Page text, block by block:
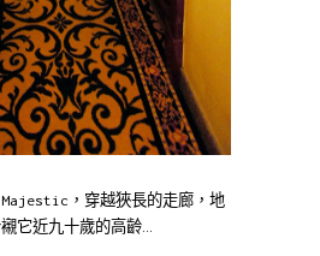
，穿越狹長的走廊，地
它近九十歲的高齡…